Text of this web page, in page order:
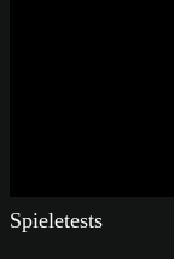
Spieletests